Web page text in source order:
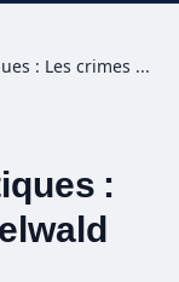
Les animaux fantastiques : Les crimes de Grindelwald
: